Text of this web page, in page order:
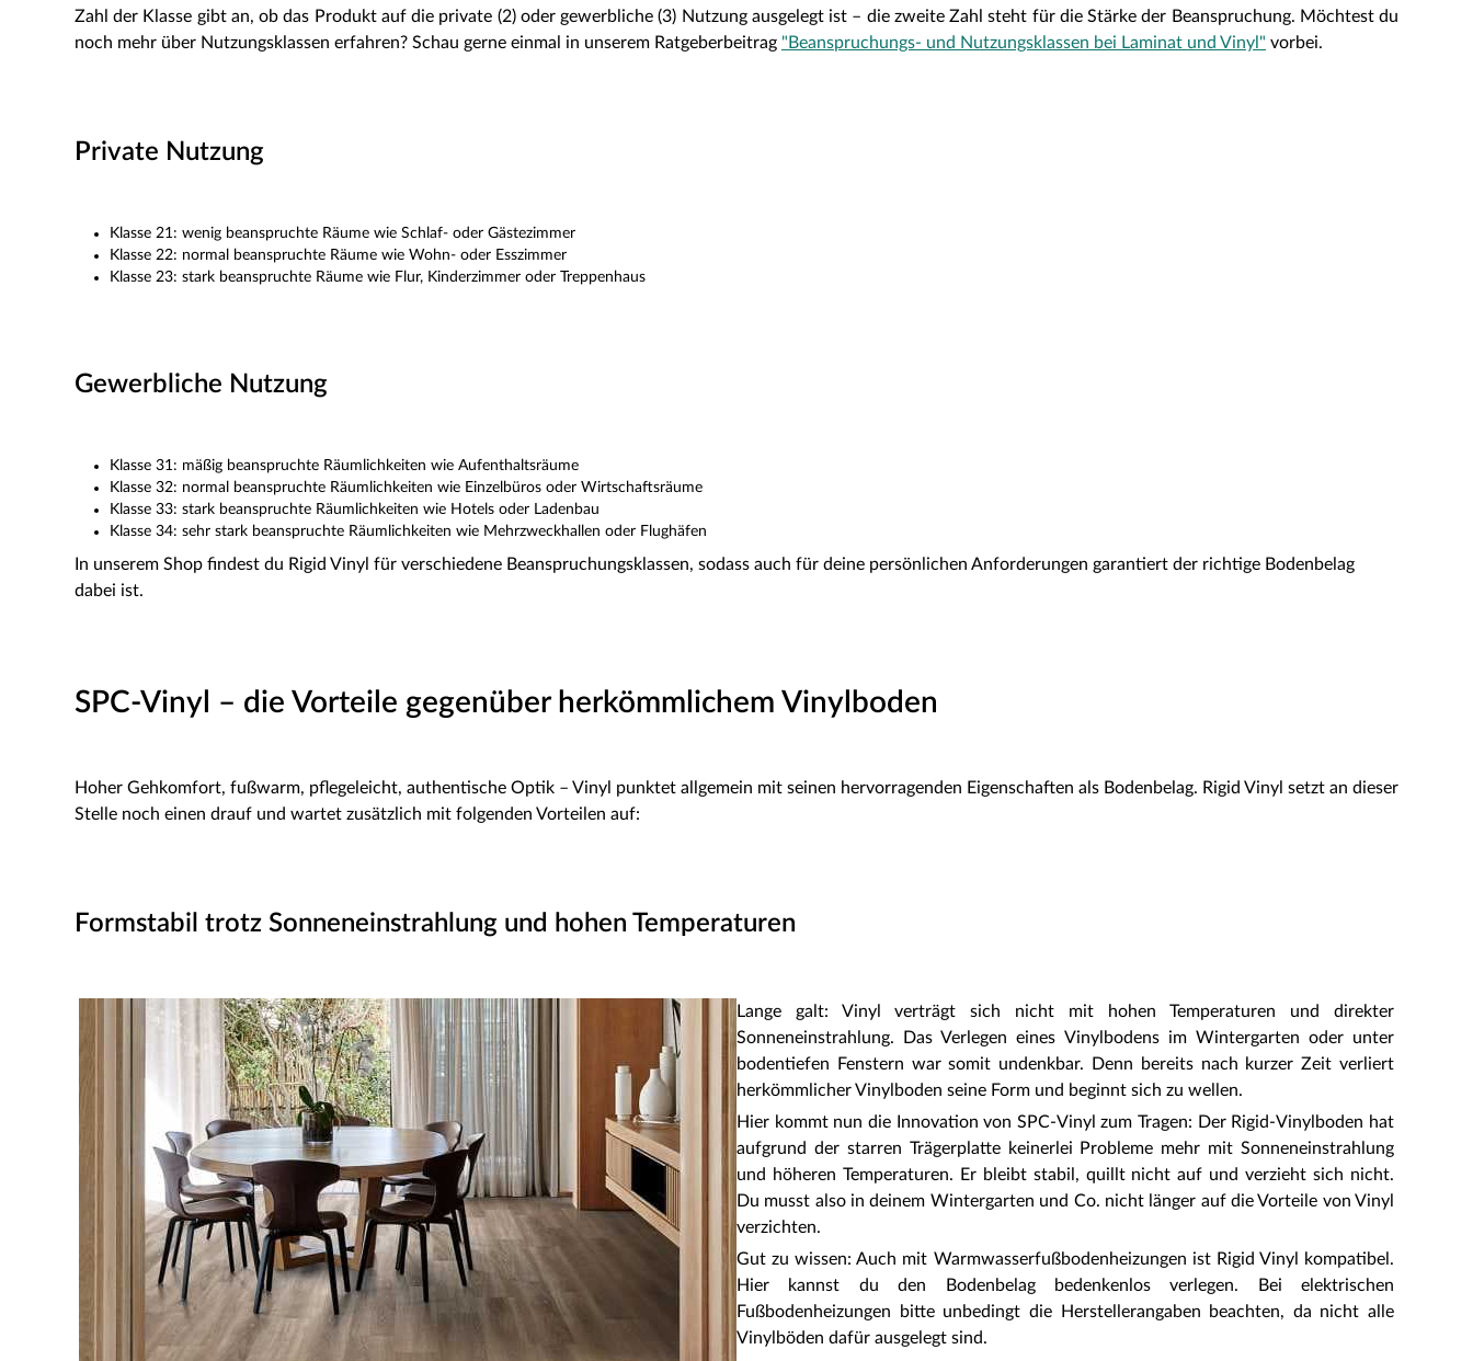
Zahl der Klasse gibt an, ob das Produkt auf die private (2) oder gewerbliche (3) Nutzung ausgelegt ist – die zweite Zahl steht für die Stärke der Beanspruchung. Möchtest du
noch mehr über Nutzungsklassen erfahren? Schau gerne einmal in unserem Ratgeberbeitrag "Beanspruchungs- und Nutzungsklassen bei Laminat und Vinyl" vorbei.
Private Nutzung
Klasse 21: wenig beanspruchte Räume wie Schlaf- oder Gästezimmer
Klasse 22: normal beanspruchte Räume wie Wohn- oder Esszimmer
Klasse 23: stark beanspruchte Räume wie Flur, Kinderzimmer oder Treppenhaus
Gewerbliche Nutzung
Klasse 31: mäßig beanspruchte Räumlichkeiten wie Aufenthaltsräume
Klasse 32: normal beanspruchte Räumlichkeiten wie Einzelbüros oder Wirtschaftsräume
Klasse 33: stark beanspruchte Räumlichkeiten wie Hotels oder Ladenbau
Klasse 34: sehr stark beanspruchte Räumlichkeiten wie Mehrzweckhallen oder Flughäfen
In unserem Shop findest du Rigid Vinyl für verschiedene Beanspruchungsklassen, sodass auch für deine persönlichen Anforderungen garantiert der richtige Bodenbelag
dabei ist.
SPC-Vinyl – die Vorteile gegenüber herkömmlichem Vinylboden
Hoher Gehkomfort, fußwarm, pflegeleicht, authentische Optik – Vinyl punktet allgemein mit seinen hervorragenden Eigenschaften als Bodenbelag. Rigid Vinyl setzt an dieser
Stelle noch einen drauf und wartet zusätzlich mit folgenden Vorteilen auf:
Formstabil trotz Sonneneinstrahlung und hohen Temperaturen
Lange galt: Vinyl verträgt sich nicht mit hohen Temperaturen und direkter
Sonneneinstrahlung. Das Verlegen eines Vinylbodens im Wintergarten oder unter
bodentiefen Fenstern war somit undenkbar. Denn bereits nach kurzer Zeit verliert
herkömmlicher Vinylboden seine Form und beginnt sich zu wellen.
Hier kommt nun die Innovation von SPC-Vinyl zum Tragen: Der Rigid-Vinylboden hat
aufgrund der starren Trägerplatte keinerlei Probleme mehr mit Sonneneinstrahlung
und höheren Temperaturen. Er bleibt stabil, quillt nicht auf und verzieht sich nicht.
Du musst also in deinem Wintergarten und Co. nicht länger auf die Vorteile von Vinyl
verzichten.
Gut zu wissen: Auch mit Warmwasserfußbodenheizungen ist Rigid Vinyl kompatibel.
Hier kannst du den Bodenbelag bedenkenlos verlegen. Bei elektrischen
Fußbodenheizungen bitte unbedingt die Herstellerangaben beachten, da nicht alle
Vinylböden dafür ausgelegt sind.